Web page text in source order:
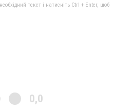
текст і натисніть Ctrl + Enter, щоб
0,0